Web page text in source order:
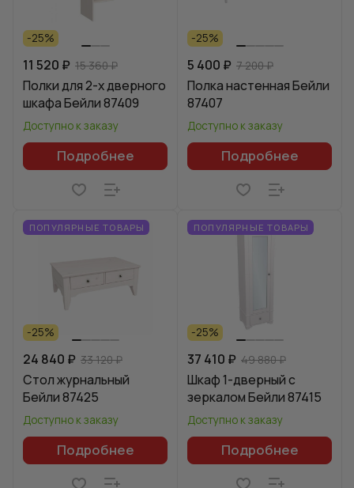
-25%
11 520 ₽ 15 360 ₽
Полки для 2-х дверного
шкафа Бейли 87409
Доступно к заказу
Подробнее
-25%
5 400 ₽ 7 200 ₽
Полка настенная Бейли
87407
Доступно к заказу
Подробнее
ПОПУЛЯРНЫЕ ТОВАРЫ
-25%
24 840 ₽ 33 120 ₽
Стол журнальный
Бейли 87425
Доступно к заказу
Подробнее
ПОПУЛЯРНЫЕ ТОВАРЫ
-25%
37 410 ₽ 49 880 ₽
Шкаф 1-дверный с
зеркалом Бейли 87415
Доступно к заказу
Подробнее